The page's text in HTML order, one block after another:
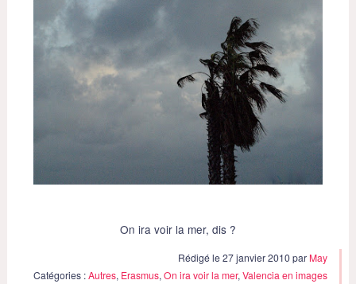
On ira voir la mer, dis ?
Rédigé le 27 janvier 2010 par May
Catégories :Autres, Erasmus,On ira voir la mer,Valencia en images